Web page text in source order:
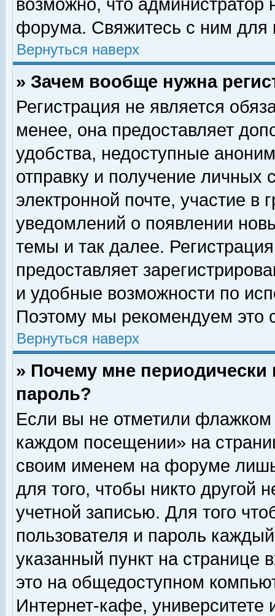
возможно, что
форума. Свяжитесь с ним для
Вернуться наверх
» Зачем вообще нужна
Регистрация не является
менее, она предоставляет
удобства, недоступные
отправку и получение личных
электронной почте, участие в
уведомлений о появлении
темы и так далее.
предоставляет
и удобные возможности по
Поэтому мы рекомендуем это
Вернуться наверх
» Почему мне
пароль?
Если вы не отметили флажком
каждом посещении» на
своим именем на форуме
для того, чтобы никто другой
учетной записью. Для того
пользователя и пароль
указанный пункт на
это на общедоступном
Интернет-кафе, университете